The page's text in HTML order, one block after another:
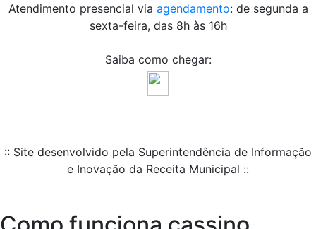
Atendimento presencial via agendamento: de segunda a
sexta-feira, das 8h às 16h
Saiba como chegar:
:: Site desenvolvido pela Superintendência de Informação
e Inovação da Receita Municipal ::